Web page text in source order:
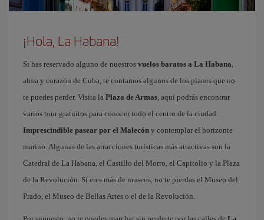
¡Hola, La Habana!
Si has reservado alguno de nuestros vuelos baratos a La Habana,
alma y corazón de Cuba, te contamos algunos de los planes que no
te puedes perder. Visita la Plaza de Armas, aquí podrás encontrar
varios tour gratuitos para conocer todo el centro de la ciudad.
Imprescindible pasear por el Malecón y contemplar el horizonte
marino. Algunas de las atracciones turísticas más atractivas son la
Catedral de La Habana, el Castillo del Morro, el Capitolio y la Plaza
de la Revolución. Si eres más de museos, no te pierdas el Museo del
Prado, el Museo de Bellas Artes o el de la Revolución.